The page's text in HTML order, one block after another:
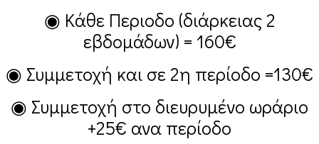
◉ Κάθε Περιοδο (διάρκειας 2
εβδομάδων) = 160€
◉ Συμμετοχή και σε 2η περίοδο =130€
◉ Συμμετοχή στο διευρυμένο ωράριο
+25€ ανα περίοδο